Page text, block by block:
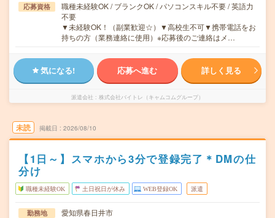
応募資格
職種未経験OK / ブランクOK / パソコンスキル不要 / 英語力
不要
▼未経験OK！（副業歓迎☆）▼高校生不可▼携帯電話をお
持ちの方（業務連絡に使用）※応募後のご連絡はメ…
気になる! 応募へ進む 詳しく見る
派遣会社 株式会社バイトレ（キャムコムグループ）
未読 掲載日 2026/08/10
【1日～】スマホから3分で登録完了＊DMの仕
分け
職種未経験OK 土日祝日が休み WEB登録OK 派遣
勤務地
愛知県春日井市